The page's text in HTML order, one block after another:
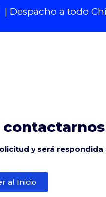
| Despacho a todo
contactarnos
y será respondida
al Inicio